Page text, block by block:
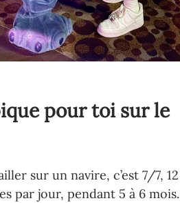
pour toi sur le
sur un navire, c’est 7/7, 12
par jour, pendant 5 à 6 mois.